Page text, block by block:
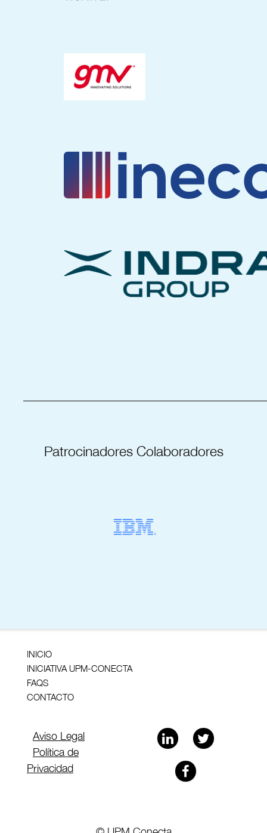
Patrocinadores Colaboradores
INICIO
INICIATIVA UPM-CONECTA
FAQS
CONTACTO
Aviso Legal
Política de
Privacidad